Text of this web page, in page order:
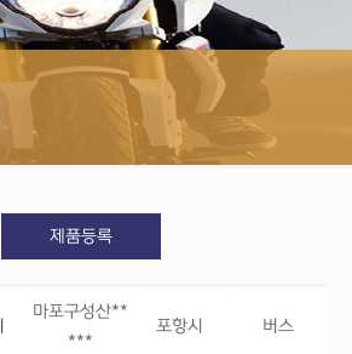
제품등록
마포구성산**
***
포항시 버스